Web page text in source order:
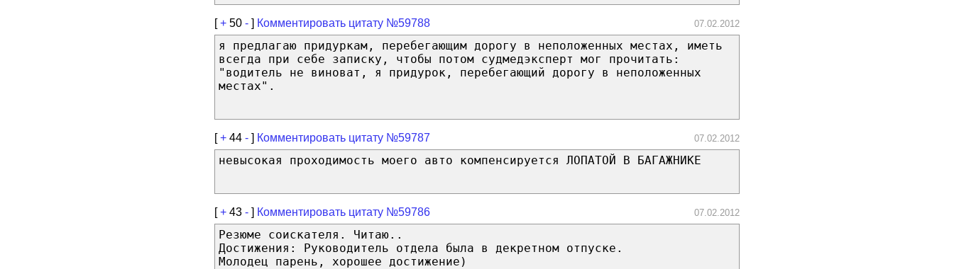
[+ 50 - ] Комментировать цитату №59788 07.02.2012
я предлагаю придуркам, перебегающим дорогу в неположенных местах, иметь
всегда при себе записку, чтобы потом судмедэксперт мог прочитать:
"водитель не виноват, я придурок, перебегающий дорогу в неположенных
местах".
[+ 44 - ] Комментировать цитату №59787 07.02.2012
невысокая проходимость моего авто компенсируется ЛОПАТОЙ В БАГАЖНИКЕ
[+ 43 - ] Комментировать цитату №59786 07.02.2012
Резюме соискателя. Читаю..
Достижения: Руководитель отдела была в декретном отпуске.
Молодец парень, хорошее достижение)